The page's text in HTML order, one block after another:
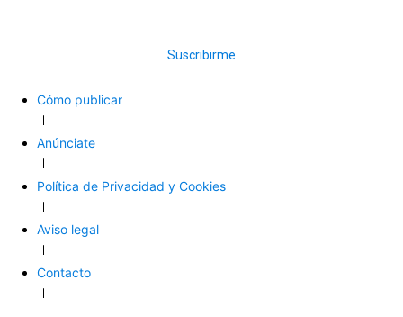
Suscribirme
Cómo publicar
Anúnciate
Política de Privacidad y Cookies
Aviso legal
Contacto